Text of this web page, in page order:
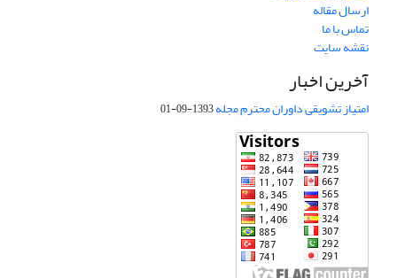
ارسال مقاله
تماس با ما
نقشه سایت
آخرین اخبار
امتیاز تشویقی داوران محترم مجله1393-09-01